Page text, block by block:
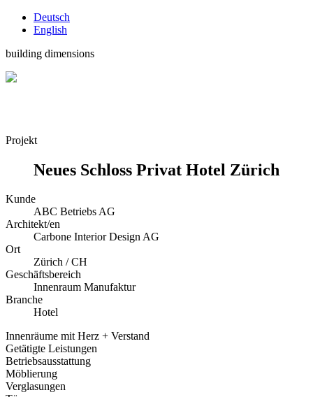
Deutsch
English
building dimensions
Projekt
Neues Schloss Privat Hotel Zürich
Kunde
ABC Betriebs AG
Architekt/en
Carbone Interior Design AG
Ort
Zürich / CH
Geschäftsbereich
Innenraum Manufaktur
Branche
Hotel
Innenräume mit Herz + Verstand
Getätigte Leistungen
Betriebsausstattung
Möblierung
Verglasungen